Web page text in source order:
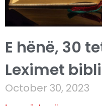
E hënë, 30
Leximet
October 30, 2023